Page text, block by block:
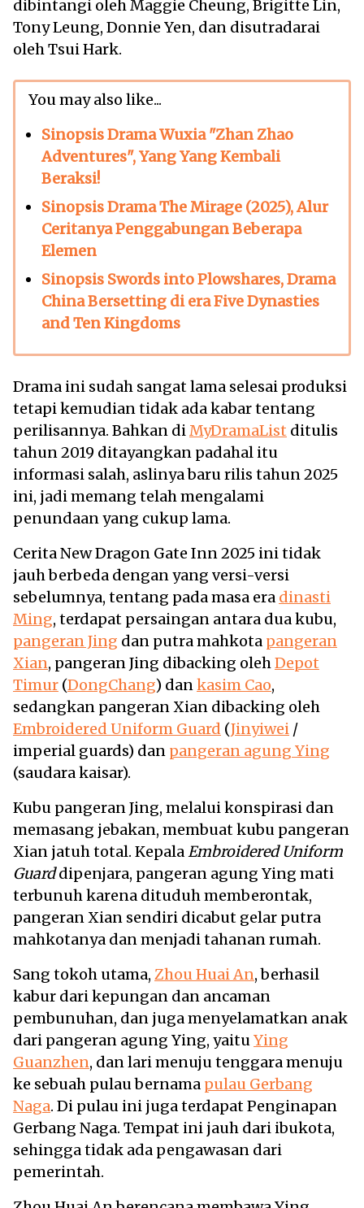
dibintangi oleh Maggie Cheung, Brigitte Lin,
Tony Leung, Donnie Yen, dan disutradarai
oleh Tsui Hark.
You may also like...
Sinopsis Drama Wuxia "Zhan Zhao
Adventures", Yang Yang Kembali
Beraksi!
Sinopsis Drama The Mirage (2025), Alur
Ceritanya Penggabungan Beberapa
Elemen
Sinopsis Swords into Plowshares, Drama
China Bersetting di era Five Dynasties
and Ten Kingdoms
Drama ini sudah sangat lama selesai produksi
tetapi kemudian tidak ada kabar tentang
perilisannya. Bahkan diMyDramaList ditulis
tahun 2019 ditayangkan padahal itu
informasi salah, aslinya baru rilis tahun 2025
ini, jadi memang telah mengalami
penundaan yang cukup lama.
Cerita New Dragon Gate Inn 2025 ini tidak
jauh berbeda dengan yang versi-versi
sebelumnya, tentang pada masa era dinasti
Ming, terdapat persaingan antara dua kubu,
pangeran Jing dan putra mahkota pangeran
Xian, pangeran Jing dibacking olehDepot
Timur (DongChang) dankasim Cao,
sedangkan pangeran Xian dibacking oleh
Embroidered Uniform Guard (Jinyiwei /
imperial guards) dan pangeran agung Ying
(saudara kaisar).
Kubu pangeran Jing, melalui konspirasi dan
memasang jebakan, membuat kubu pangeran
Xian jatuh total. KepalaEmbroidered Uniform
Guarddipenjara, pangeran agung Ying mati
terbunuh karena dituduh memberontak,
pangeran Xian sendiri dicabut gelar putra
mahkotanya dan menjadi tahanan rumah.
Sang tokoh utama, Zhou Huai An, berhasil
kabur dari kepungan dan ancaman
pembunuhan, dan juga menyelamatkan anak
dari pangeran agung Ying, yaituYing
Guanzhen, dan lari menuju tenggara menuju
ke sebuah pulau bernama pulau Gerbang
Naga. Di pulau ini juga terdapat Penginapan
Gerbang Naga. Tempat ini jauh dari ibukota,
sehingga tidak ada pengawasan dari
pemerintah.